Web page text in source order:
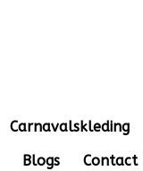
Carnavalskleding
Blogs Contact